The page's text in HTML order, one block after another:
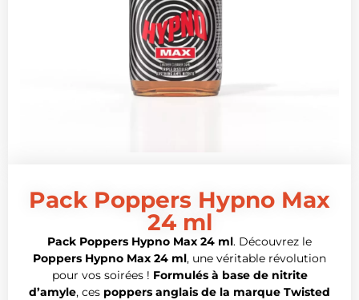
Pack Poppers Hypno Max
24 ml
Pack Poppers Hypno Max 24 ml. Découvrez le
Poppers Hypno Max 24 ml, une véritable révolution
pour vos soirées ! Formulés à base de nitrite
d’amyle, ces poppers anglais de la marque Twisted